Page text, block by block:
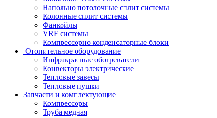
Напольно потолочные сплит системы
Колонные сплит системы
Фанкойлы
VRF системы
Компрессорно конденсаторные блоки
Отопительное оборудование
Инфракрасные обогреватели
Конвекторы электрические
Тепловые завесы
Тепловые пушки
Запчасти и комплектующие
Компрессоры
Труба медная